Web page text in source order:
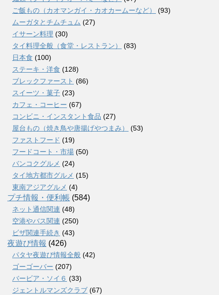
ご飯もの（カオマンガイ・カオカームーなど）
(93)
ムーガタとチムチュム (27)
イサーン料理 (30)
タイ料理全般（食堂・レストラン）
(83)
日本食 (100)
ステーキ・洋食 (128)
ブレックファースト (86)
スイーツ・菓子 (23)
カフェ・コーヒー (67)
コンビニ・インスタント食品 (27)
屋台もの（焼き鳥や唐揚げやつまみ）
(53)
ファストフード (19)
フードコート・市場 (50)
バンコクグルメ (24)
タイ地方都市グルメ (15)
東南アジアグルメ (4)
プチ情報・便利帳 (584)
ネット通信関連 (48)
空港やバス関連 (250)
ビザ関連手続き (43)
夜遊び情報 (426)
パタヤ夜遊び情報全般 (42)
ゴーゴーバー (207)
バービア・ソイ６ (33)
ジェントルマンズクラブ (67)